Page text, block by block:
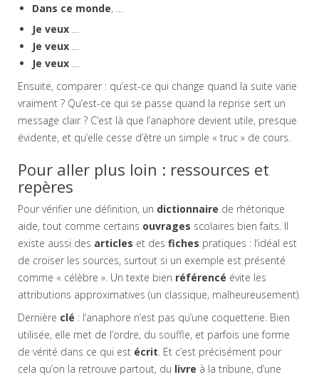
Dans ce monde, …
Je veux …
Je veux …
Je veux …
Ensuite, comparer : qu’est-ce qui change quand la suite varie
vraiment ? Qu’est-ce qui se passe quand la reprise sert un
message clair ? C’est là que l’anaphore devient utile, presque
évidente, et qu’elle cesse d’être un simple « truc » de cours.
Pour aller plus loin : ressources et
repères
Pour vérifier une définition, un dictionnaire de rhétorique
aide, tout comme certains ouvrages scolaires bien faits. Il
existe aussi des articles et des fiches pratiques : l’idéal est
de croiser les sources, surtout si un exemple est présenté
comme « célèbre ». Un texte bien référencé évite les
attributions approximatives (un classique, malheureusement).
Dernière clé : l’anaphore n’est pas qu’une coquetterie. Bien
utilisée, elle met de l’ordre, du souffle, et parfois une forme
de vérité dans ce qui est écrit. Et c’est précisément pour
cela qu’on la retrouve partout, du livre à la tribune, d’une